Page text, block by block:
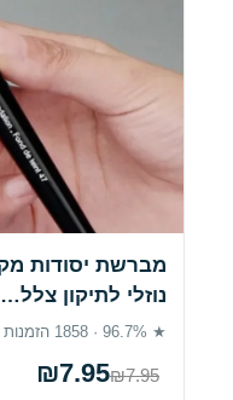
נוזלי לתיקון צלל…
★ 96.7% · 1858 הזמנות
₪7.95₪7.95